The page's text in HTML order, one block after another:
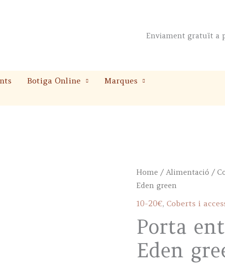
Enviament gratuït a
Botiga Online
Marques
Home /Alimentació /
Eden green
10-20€, Coberts i
Porta
Eden